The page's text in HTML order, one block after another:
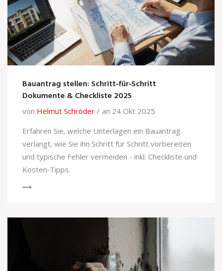
Bauantrag stellen: Schritt‑für‑Schritt
Dokumente & Checkliste 2025
von Helmut Schröder
an 24 Okt 2025
Erfahren Sie, welche Unterlagen ein Bauantrag
verlangt, wie Sie ihn Schritt für Schritt vorbereiten
und typische Fehler vermeiden - inkl. Checkliste und
Kosten‑Tipps.